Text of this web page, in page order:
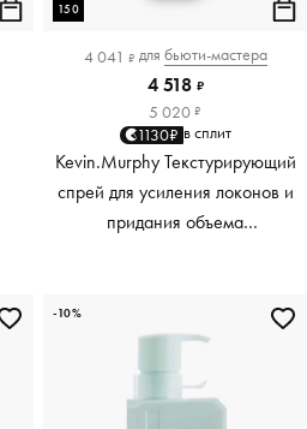
150
4 041 ₽ для бьюти-мастера
4 518 ₽
5 020 ₽
1130₽ в сплит
Kevin.Murphy Текстурирующий
спрей для усиления локонов и
придания объема
-10%